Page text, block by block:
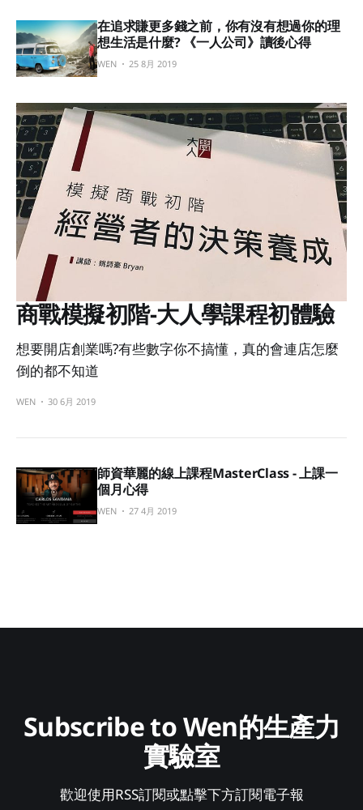
在追求賺更多錢之前，你有沒有想過你的理
想生活是什麼? 《一人公司》讀後心得
WEN 25 8月 2019
商戰模擬初階-大人學課程初體驗
想要開店創業嗎?有些數字你不搞懂，真的會連店怎麼
倒的都不知道
WEN 30 6月 2019
師資華麗的線上課程MasterClass - 上課一
個月心得
WEN 27 4月 2019
Subscribe to Wen的生產力
實驗室
歡迎使用RSS訂閱或點擊下方訂閱電子報